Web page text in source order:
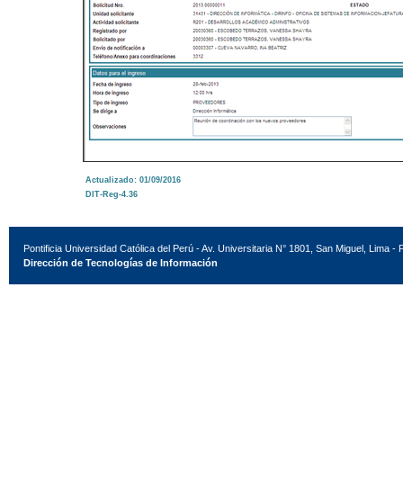
Actualizado: 01/09/2016
DIT-Reg-4.36
Pontificia Universidad Católica del Perú - Av. Universitaria N° 1801, San Miguel, Lima -
Dirección de Tecnologías de Información